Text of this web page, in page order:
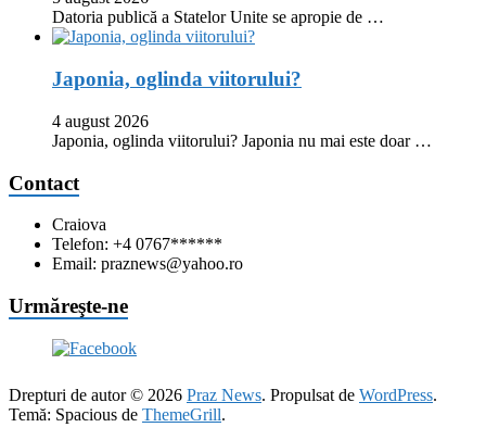
Datoria publică a Statelor Unite se apropie de …
Japonia, oglinda viitorului?
4 august 2026
Japonia, oglinda viitorului? Japonia nu mai este doar …
Contact
Craiova
Telefon: +4 0767******
Email: praznews@yahoo.ro
Urmăreşte-ne
Drepturi de autor © 2026 Praz News. Propulsat de WordPress.
Temă: Spacious de ThemeGrill.